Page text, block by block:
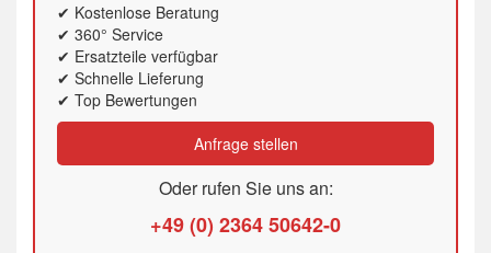
✔ Kostenlose Beratung
✔ 360° Service
✔ Ersatzteile verfügbar
✔ Schnelle Lieferung
✔ Top Bewertungen
Anfrage stellen
Oder rufen Sie uns an:
+49 (0) 2364 50642-0